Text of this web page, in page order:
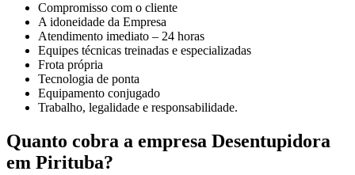
Compromisso com o cliente
A idoneidade da Empresa
Atendimento imediato – 24 horas
Equipes técnicas treinadas e especializadas
Frota própria
Tecnologia de ponta
Equipamento conjugado
Trabalho, legalidade e responsabilidade.
Quanto cobra a empresa Desentupidora
em Pirituba?